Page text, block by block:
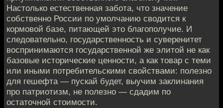
Настолько естественная забота, что значение
собственно России по умолчанию сводится к
кормовой базе, питающей это благополучие. И
следовательно, государственность и суверенитет
воспринимаются государственной же элитой не как
базовые исторические ценности, а как товар с теми
или иными потребительскими свойствами: полезно
для гешефта — пускай будет, выучим заклинания
про патриотизм, не полезно — сдадим по
остаточной стоимости.